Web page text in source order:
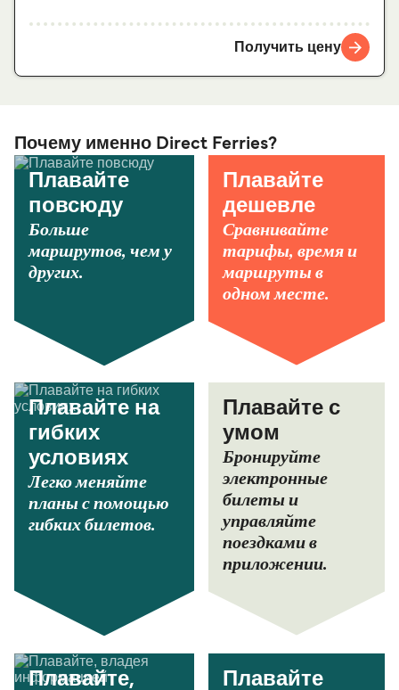
Получить цену
Почему именно Direct Ferries?
Плавайте
повсюду
Больше
маршрутов, чем у
других.
Плавайте
дешевле
Сравнивайте
тарифы, время и
маршруты в
одном месте.
Плавайте на
гибких
условиях
Легко меняйте
планы с помощью
гибких билетов.
Плавайте с
умом
Бронируйте
электронные
билеты и
управляйте
поездками в
приложении.
Плавайте,
Плавайте